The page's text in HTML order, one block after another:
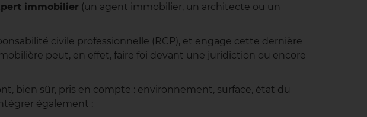
immobilier (un agent immobilier, un architecte ou un
civile professionnelle (RCP), et engage cette dernière
peut, en effet, faire foi devant une juridiction ou encore
bien sûr, pris en compte : environnement, surface, état du
également :